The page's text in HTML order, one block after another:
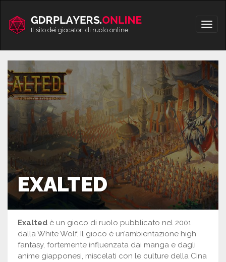
contenuto
Apri/
Il sito dei giocatori di ruolo online
EXALTED
Exalted è un gioco di ruolo pubblicato nel 2001
dalla White Wolf. Il gioco è un’ambientazione high
fantasy, fortemente influenzata dai manga e dagli
anime giapponesi, miscelati con le culture della Cina